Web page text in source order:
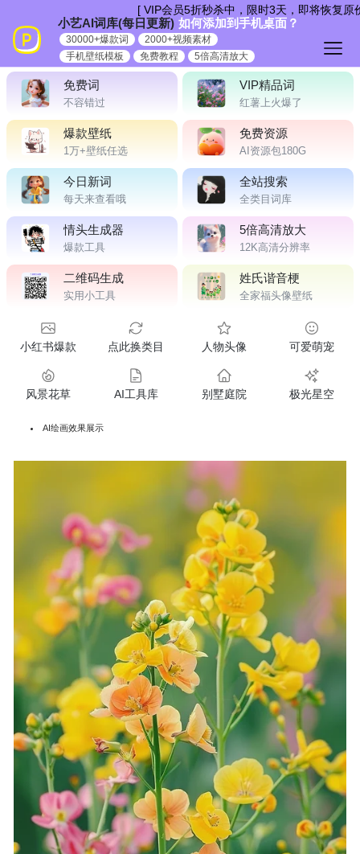
容
免费词
不容错过
VIP精品词
红薯上火爆了
爆款壁纸
1万+壁纸任选
免费资源
AI资源包180G
今日新词
每天来查看哦
全站搜索
全类目词库
情头生成器
爆款工具
5倍高清放大
12K高清分辨率
二维码生成
实用小工具
姓氏谐音梗
全家福头像壁纸
小红书爆款 点此换类目 人物头像 可爱萌宠
风景花草 AI工具库 别墅庭院 极光星空
AI绘画效果展示
[ VIP会员5折秒杀中，限时3天，即将恢复原价
小艺AI词库(每日更新) 如何添加到手机桌面？
30000+爆款词
2000+视频素材
手机壁纸模板
免费教程 5倍高清放大